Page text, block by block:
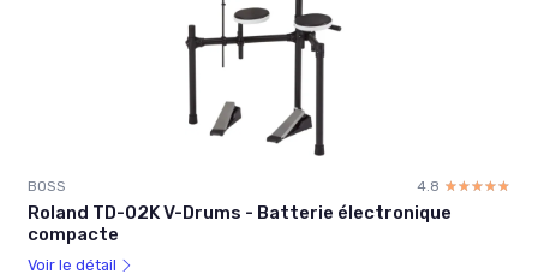
BOSS 4.8 ☆☆☆☆☆
★★★★★
Roland TD-02K V-Drums - Batterie électronique
compacte
Voir le détail